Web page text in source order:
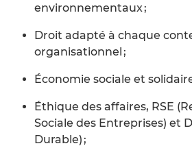
environnementaux ;
Droit adapté à chaque
organisationnel ;
Économie sociale et
Éthique des affaires, RSE
Sociale des Entreprises) et
Durable) ;